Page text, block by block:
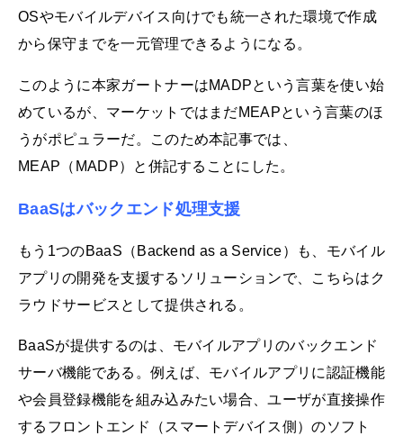
OSやモバイルデバイス向けでも統一された環境で作成
から保守までを一元管理できるようになる。
このように本家ガートナーはMADPという言葉を使い始
めているが、マーケットではまだMEAPという言葉のほ
うがポピュラーだ。このため本記事では、
MEAP（MADP）と併記することにした。
BaaSはバックエンド処理支援
もう1つのBaaS（Backend as a Service）も、モバイル
アプリの開発を支援するソリューションで、こちらはク
ラウドサービスとして提供される。
BaaSが提供するのは、モバイルアプリのバックエンド
サーバ機能である。例えば、モバイルアプリに認証機能
や会員登録機能を組み込みたい場合、ユーザが直接操作
するフロントエンド（スマートデバイス側）のソフト